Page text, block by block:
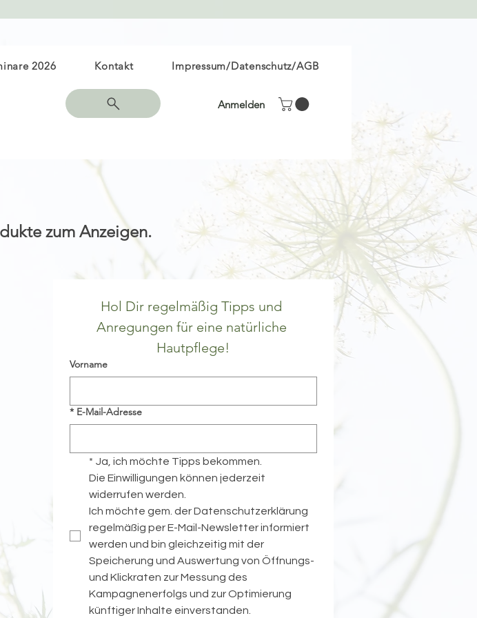
2026 Kontakt Impressum/Datenschutz/AGB
Anmelden
zum Anzeigen.
Hol Dir regelmäßig Tipps und
Anregungen für eine natürliche
Hautpflege!
Vorname
* E-Mail-Adresse
* Ja, ich möchte Tipps bekommen.
Die Einwilligungen können jederzeit
widerrufen werden.
Ich möchte gem. der Datenschutzerklärung
regelmäßig per E-Mail-Newsletter informiert
werden und bin gleichzeitig mit der
Speicherung und Auswertung von Öffnungs-
und Klickraten zur Messung des
Kampagnenerfolgs und zur Optimierung
künftiger Inhalte einverstanden.